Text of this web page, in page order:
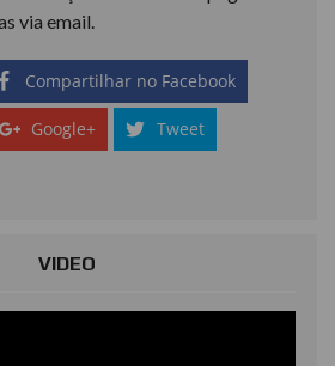
via email.
Compartilhar no Facebook
Google+ Tweet
VIDEO